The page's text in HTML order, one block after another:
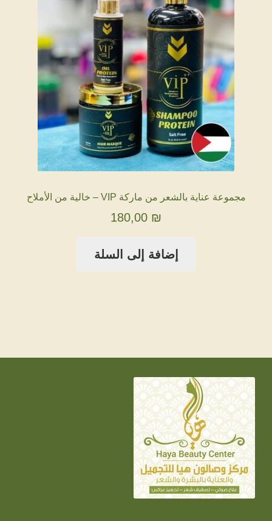
مجموعة عناية بالشعر من ماركة VIP – خالية من الأملاح
180,00 ₪
إضافة إلى السلة